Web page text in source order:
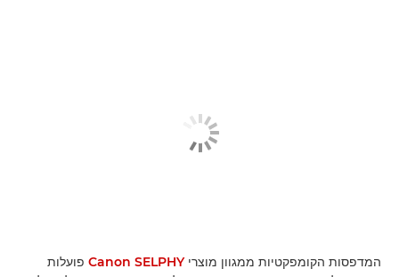
המדפסות הקומפקטיות ממגוון מוצריCanon SELPHY פועלות